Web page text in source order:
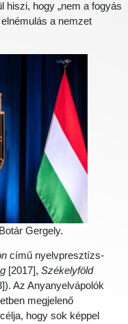
hiszi, hogy „nem a fogyás
a nemzet
Gergely.
című nyelvpresztízs-
[2017],Székelyföld
Az Anyanyelvápolók
megjelenő
hogy sok képpel